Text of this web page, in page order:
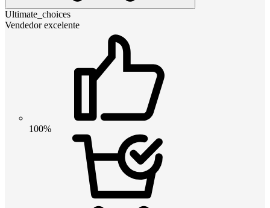
Ultimate_choices
Vendedor excelente
100%